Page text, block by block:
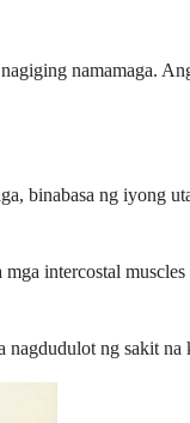
namamaga.
binabasa ng iyong
intercostal
ng sakit